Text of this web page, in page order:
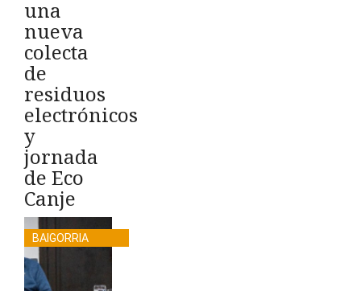
una
nueva
colecta
de
residuos
electrónicos
y
jornada
de Eco
Canje
BAIGORRIA